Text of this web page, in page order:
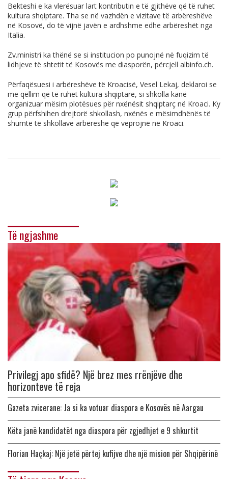
Bekteshi e ka vlerësuar lart kontributin e të gjithëve që të ruhet
kultura shqiptare. Tha se në vazhdën e vizitave të arbëreshëve
në Kosovë, do të vijnë javën e ardhshme edhe arbëreshët nga
Italia.
Zv.ministri ka thënë se si institucion po punojnë në fuqizim të
lidhjeve të shtetit të Kosovës me diasporën, përcjell albinfo.ch.
Përfaqësuesi i arbëreshëve të Kroacisë, Vesel Lekaj, deklaroi se
me qëllim që të ruhet kultura shqiptare, si shkolla kanë
organizuar mësim plotësues për nxënësit shqiptarç në Kroaci. Ky
grup përfshihen drejtorë shkollash, nxënës e mësimdhënës të
shumtë të shkollave arbëreshe që veprojnë në Kroaci.
Të ngjashme
Privilegj apo sfidë? Një brez mes rrënjëve dhe
horizonteve të reja
Gazeta zvicerane: Ja si ka votuar diaspora e Kosovës në Aargau
Këta janë kandidatët nga diaspora për zgjedhjet e 9 shkurtit
Florian Haçkaj: Një jetë përtej kufijve dhe një mision për Shqipërinë